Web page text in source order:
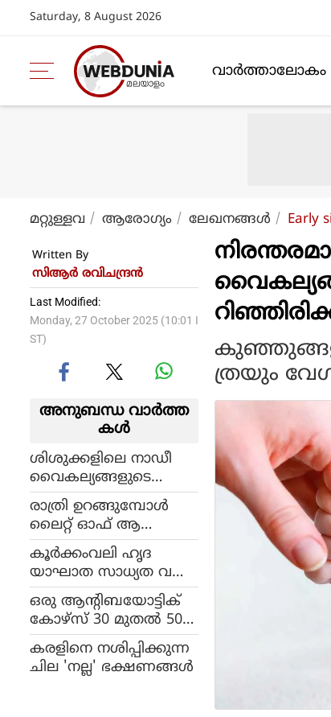
Saturday, 8 August 2026
വാര്‍ത്താലോകം
മറ്റുള്ളവ ആരോഗ്യം ലേഖനങ്ങള്‍ Early
Written By
സിആര്‍ രവിചന്ദ്രന്‍
Last Modified:
Monday, 27 October 2025 (10:01 I
ST)
അനുബന്ധ വാര്‍ത്ത
കള്‍
ശിശുക്കളിലെ നാഡീ
വൈകല്യങ്ങളുടെ
പ്രാരംഭ ലക്ഷണങ്ങള്‍:
മാതാപിതാക്കള്‍ അ
റിഞ്ഞിരിക്കേണ്ട കാര്യ
ങ്ങള്‍
രാത്രി ഉറങ്ങുമ്പോൾ
ലൈറ്റ് ഓഫ് ആ
ക്കാറില്ലേ? ഹൃദയം പ
ണിമുടക്കും!
കൂര്‍ക്കംവലി ഹൃദ
യാഘാത സാധ്യത വ
ര്‍ദ്ധിപ്പിക്കുമോ? വിദഗ്ദ്ധ
ര്‍ പറയുന്നത്
കേള്‍ക്കാം
ഒരു ആന്റിബയോട്ടിക്
കോഴ്‌സ് 30 മുതല്‍ 50ശ
തമാനം വരെ നല്ല
ബാക്ടീരിയകളെ ന
ശിപ്പിക്കും; കുടലിന്റെ
കരളിനെ നശിപ്പിക്കുന്ന
ചില 'നല്ല' ഭക്ഷണങ്ങൾ
ത്രയും